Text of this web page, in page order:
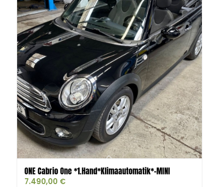
ONE Cabrio One *1.Hand*Klimaautomatik*-MINI
7.490,00 €